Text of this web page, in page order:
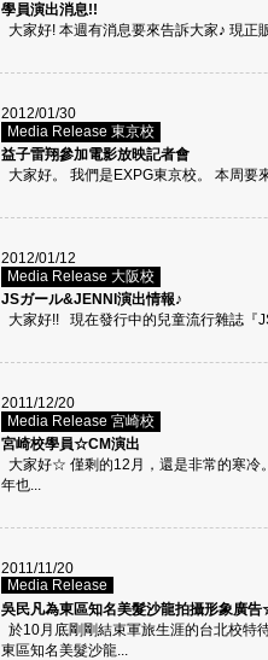
學員演出消息!!
大家好! 本週有消息要來告訴大家♪ 現
2012/01/30
Media Release 東京校
益子雷翔參加電影放映記者會
大家好。 我們是EXPG東京校。 本周要
2012/01/12
Media Release 大阪校
JSガール&JENNI演出情報♪
大家好!! 現在發行中的兒童流行雜誌『
2011/12/20
Media Release 宮崎校
宮崎校學員☆CM演出
大家好☆ 僅剩的12月，還是非常的寒冷
年也...
2011/11/20
Media Release
吳民凡為東區知名美髮沙龍拍攝形象廣
於10月底剛剛結束軍旅生涯的台北校特
東區知名美髮沙龍...